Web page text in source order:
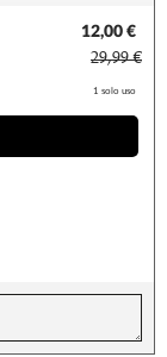
12,00 €
29,99 €
1 solo uso